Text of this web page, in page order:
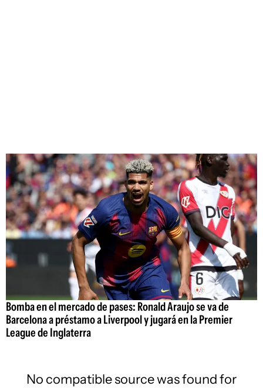
Bomba en el mercado de pases: Ronald Araujo se va de
Barcelona a préstamo a Liverpool y jugará en la Premier
League de Inglaterra
No compatible source was found for